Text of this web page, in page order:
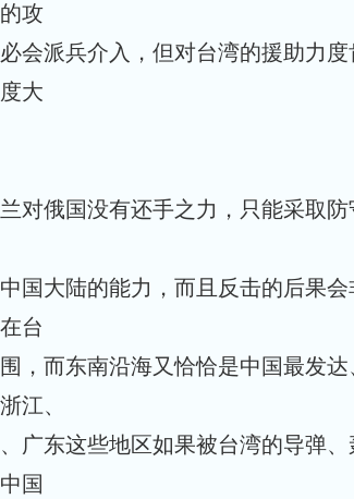
攻
会派兵介入，但对台湾的援助力
大
对俄国没有还手之力，只能采取防
国大陆的能力，而且反击的后果
台
，而东南沿海又恰恰是中国最发
江、
广东这些地区如果被台湾的导弹
国